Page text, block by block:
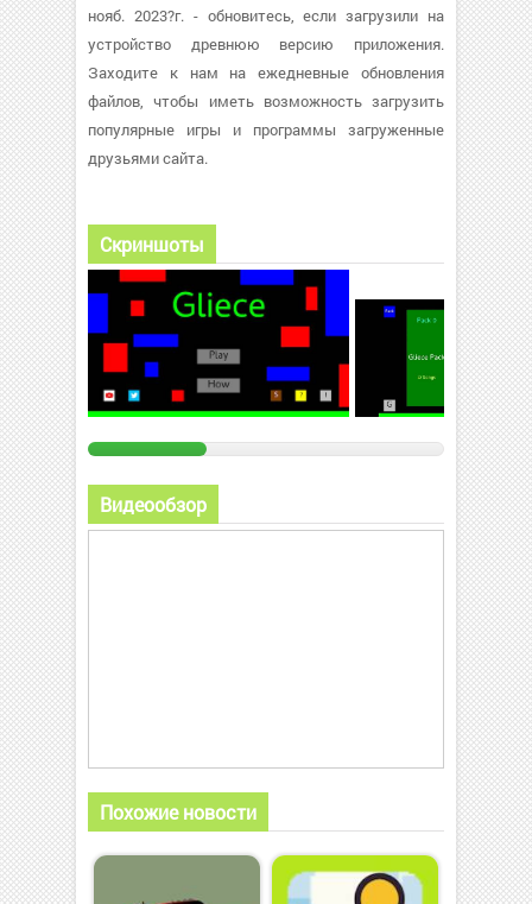
нояб. 2023?г. - обновитесь, если загрузили на
устройство древнюю версию приложения.
Заходите к нам на ежедневные обновления
файлов, чтобы иметь возможность загрузить
популярные игры и программы загруженные
друзьями сайта.
Скриншоты
Видеообзор
Похожие новости